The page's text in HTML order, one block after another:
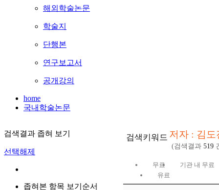
해외학술논문
학술지
단행본
연구보고서
공개강의
home
국내학술논문
검색결과 좁혀 보기
선택해제
좁혀본 항목 보기순서
검색키워드 저자 : 김도
(검색결과 519
무료
기관 내 무료
유료